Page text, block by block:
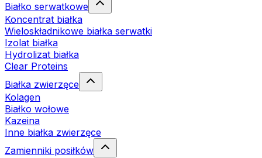
Białko serwatkowe
Koncentrat białka
Wieloskładnikowe białka serwatki
Izolat białka
Hydrolizat białka
Clear Proteins
Białka zwierzęce
Kolagen
Białko wołowe
Kazeina
Inne białka zwierzęce
Zamienniki posiłków